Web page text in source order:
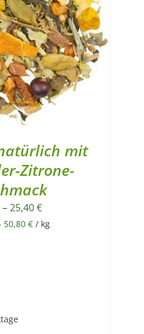
mit
Zitrone-
–25,40€
50,80 €/ kg